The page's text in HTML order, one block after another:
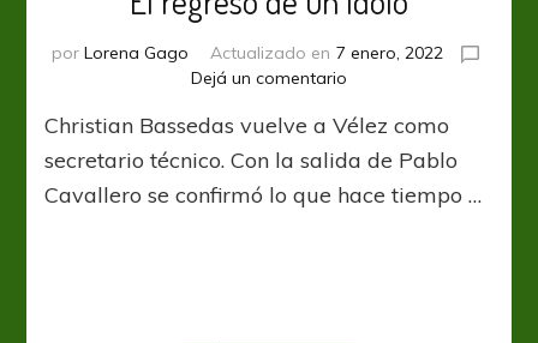
por Lorena Gago Actualizado en 7 enero, 2022
Dejá un comentario
regreso
de
ídolo
Christian Bassedas vuelve a Vélez como
secretario técnico. Con la salida de Pablo
Cavallero se confirmó lo que hace tiempo …